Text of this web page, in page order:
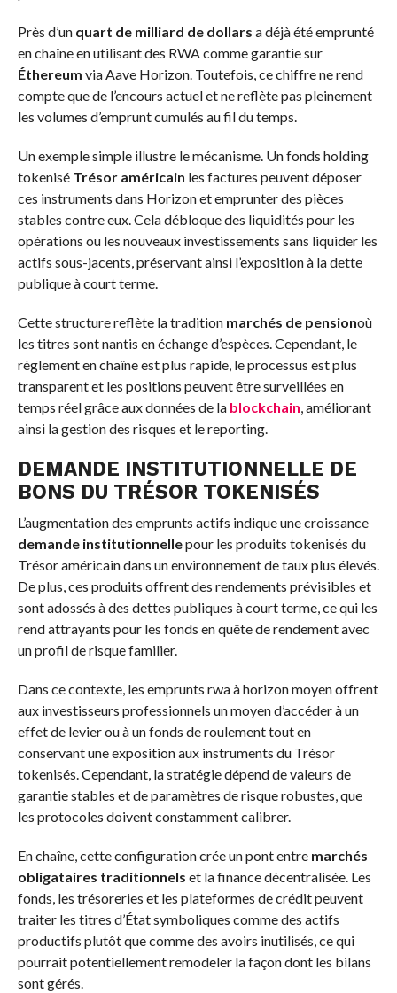
Près d’un quart de milliard de dollars a déjà été emprunté
en chaîne en utilisant des RWA comme garantie sur
Éthereum via Aave Horizon. Toutefois, ce chiffre ne rend
compte que de l’encours actuel et ne reflète pas pleinement
les volumes d’emprunt cumulés au fil du temps.
Un exemple simple illustre le mécanisme. Un fonds holding
tokenisé Trésor américain les factures peuvent déposer
ces instruments dans Horizon et emprunter des pièces
stables contre eux. Cela débloque des liquidités pour les
opérations ou les nouveaux investissements sans liquider les
actifs sous-jacents, préservant ainsi l’exposition à la dette
publique à court terme.
Cette structure reflète la tradition marchés de pensionoù
les titres sont nantis en échange d’espèces. Cependant, le
règlement en chaîne est plus rapide, le processus est plus
transparent et les positions peuvent être surveillées en
temps réel grâce aux données de la blockchain, améliorant
ainsi la gestion des risques et le reporting.
DEMANDE INSTITUTIONNELLE DE
BONS DU TRÉSOR TOKENISÉS
L’augmentation des emprunts actifs indique une croissance
demande institutionnellepour les produits tokenisés du
Trésor américain dans un environnement de taux plus élevés.
De plus, ces produits offrent des rendements prévisibles et
sont adossés à des dettes publiques à court terme, ce qui les
rend attrayants pour les fonds en quête de rendement avec
un profil de risque familier.
Dans ce contexte, les emprunts rwa à horizon moyen offrent
aux investisseurs professionnels un moyen d’accéder à un
effet de levier ou à un fonds de roulement tout en
conservant une exposition aux instruments du Trésor
tokenisés. Cependant, la stratégie dépend de valeurs de
garantie stables et de paramètres de risque robustes, que
les protocoles doivent constamment calibrer.
En chaîne, cette configuration crée un pont entre marchés
obligataires traditionnels et la finance décentralisée. Les
fonds, les trésoreries et les plateformes de crédit peuvent
traiter les titres d’État symboliques comme des actifs
productifs plutôt que comme des avoirs inutilisés, ce qui
pourrait potentiellement remodeler la façon dont les bilans
sont gérés.